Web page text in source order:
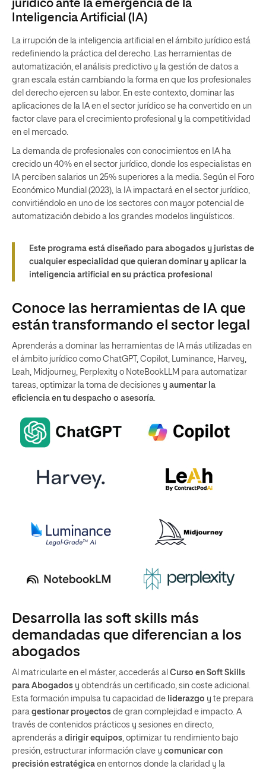
jurídico ante la emergencia de la
Inteligencia Artificial (IA)
La irrupción de la inteligencia artificial en el ámbito jurídico está
redefiniendo la práctica del derecho. Las herramientas de
automatización, el análisis predictivo y la gestión de datos a
gran escala están cambiando la forma en que los profesionales
del derecho ejercen su labor. En este contexto, dominar las
aplicaciones de la IA en el sector jurídico se ha convertido en un
factor clave para el crecimiento profesional y la competitividad
en el mercado.
La demanda de profesionales con conocimientos en IA ha
crecido un 40% en el sector jurídico, donde los especialistas en
IA perciben salarios un 25% superiores a la media. Según el Foro
Económico Mundial (2023), la IA impactará en el sector jurídico,
convirtiéndolo en uno de los sectores con mayor potencial de
automatización debido a los grandes modelos lingüísticos.
Este programa está diseñado para abogados y juristas de
cualquier especialidad que quieran dominar y aplicar la
inteligencia artificial en su práctica profesional
Conoce las herramientas de IA que
están transformando el sector legal
Aprenderás a dominar las herramientas de IA más utilizadas en
el ámbito jurídico como ChatGPT, Copilot, Luminance, Harvey,
Leah, Midjourney, Perplexity o NoteBookLLM para automatizar
tareas, optimizar la toma de decisiones y aumentar la
eficiencia en tu despacho o asesoría.
Desarrolla las soft skills más
demandadas que diferencian a los
abogados
Al matricularte en el máster, accederás al Curso en Soft Skills
para Abogados y obtendrás un certificado, sin coste adicional.
Esta formación impulsa tu capacidad de liderazgo y te prepara
para gestionar proyectos de gran complejidad e impacto. A
través de contenidos prácticos y sesiones en directo,
aprenderás a dirigir equipos, optimizar tu rendimiento bajo
presión, estructurar información clave y comunicar con
precisión estratégica en entornos donde la claridad y la